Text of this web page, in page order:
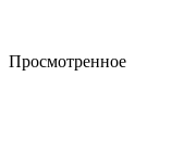
Просмотренное